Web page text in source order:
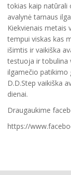
tokias kaip natūrali
avalynė tarnaus
Kiekvienais metais
tempui viskas kas
išimtis ir vaikiška
testuoja ir tobulina
ilgamečio patikimo
D.D.Step vaikiška
dienai.
Draugaukime
https://